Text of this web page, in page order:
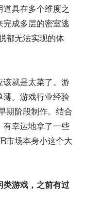
具在多个维度之
成多层的密室逃
都无法实现的体
该就是太菜了。游
。游戏行业经验
期阶段制作。结合
幸运地拿了一些
市场本身小这个大
游戏，之前有过